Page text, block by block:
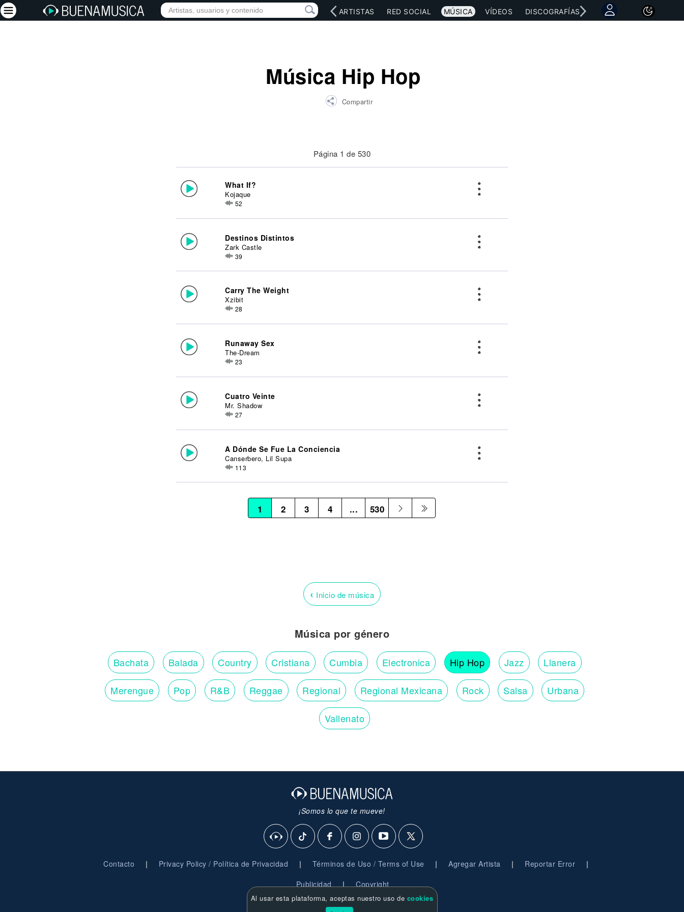
INICIO ARTISTAS RED SOCIAL MÚSICA VÍDEOS DISCOGRAFÍAS CONCIERTOS LETRAS
Música Hip Hop
Compartir
Página 1 de 530
What If?
Kojaque
52
Destinos Distintos
Zark Castle
39
Carry The Weight
Xzibit
28
Runaway Sex
The-Dream
23
Cuatro Veinte
Mr. Shadow
27
A Dónde Se Fue La Conciencia
Canserbero, Lil Supa
113
1 2 3 4 ... 530
‹ Inicio de música
Música por género
Bachata Balada Country Cristiana Cumbia Electronica Hip Hop Jazz Llanera
Merengue Pop R&B Reggae Regional Regional Mexicana Rock Salsa Urbana
Vallenato
¡Somos lo que te mueve!
Contacto | Privacy Policy / Política de Privacidad | Términos de Uso / Terms of Use | Agregar Artista | Reportar Error |
Publicidad | Copyright
© 2026 BuenaMusica.com - Derechos Reservados
Al usar esta plataforma, aceptas nuestro uso de cookies